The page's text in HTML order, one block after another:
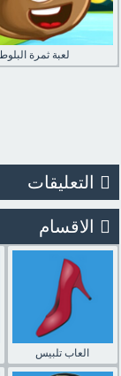
لعبة ثمرة البلوط
التعليقات
الاقسام
العاب تلبيس